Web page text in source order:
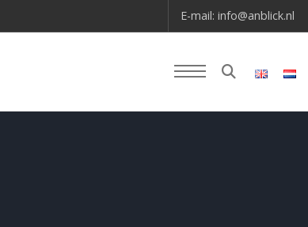
E-mail: info@anblick.nl